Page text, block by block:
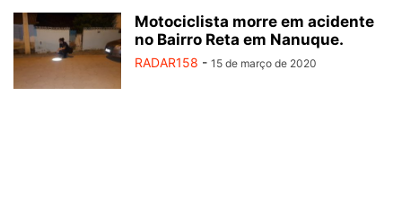
Motociclista morre em acidente
no Bairro Reta em Nanuque.
RADAR158 - 15 de março de 2020